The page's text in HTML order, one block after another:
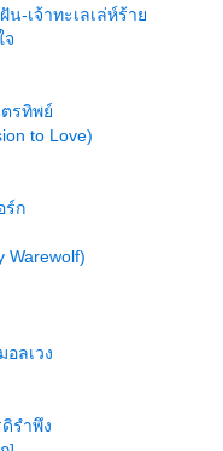
น-เจ้าทะเลเล่ห์ร้า
จ
รทิพย์
to Love)
ร์ก
ลเวง
รำพึง